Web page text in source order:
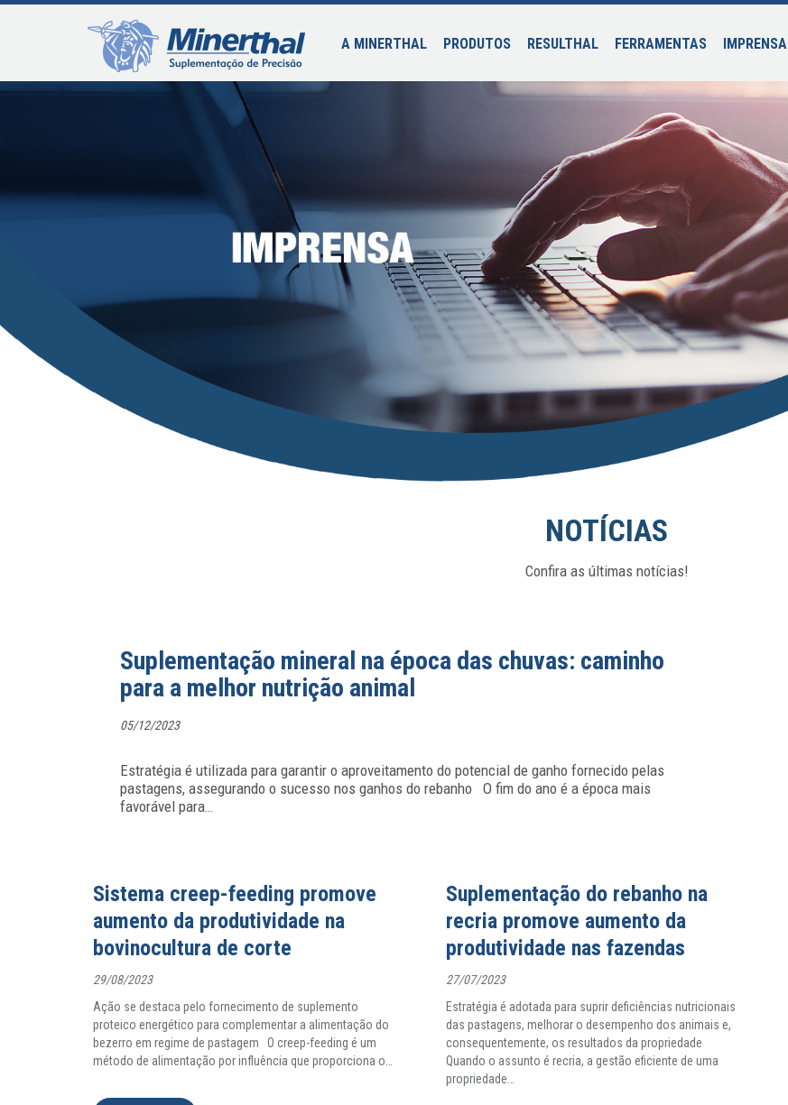
A MINERTHAL PRODUTOS RESULTHAL FERRAMENTAS IMPRENSA
NOTÍCIAS
Confira as últimas notícias!
Suplementação mineral na época das chuvas: caminho
para a melhor nutrição animal
05/12/2023
Estratégia é utilizada para garantir o aproveitamento do potencial de ganho fornecido pelas
pastagens, assegurando o sucesso nos ganhos do rebanho O fim do ano é a época mais
favorável para…
Sistema creep-feeding promove
aumento da produtividade na
bovinocultura de corte
29/08/2023
Ação se destaca pelo fornecimento de suplemento
proteico energético para complementar a alimentação do
bezerro em regime de pastagem O creep-feeding é um
método de alimentação por influência que proporciona o
Suplementação do rebanho na
recria promove aumento da
produtividade nas fazendas
27/07/2023
Estratégia é adotada para suprir deficiências nutricionais
das pastagens, melhorar o desempenho dos animais e,
consequentemente, os resultados da propriedade
Quando o assunto é recria, a gestão eficiente de uma
propriedade